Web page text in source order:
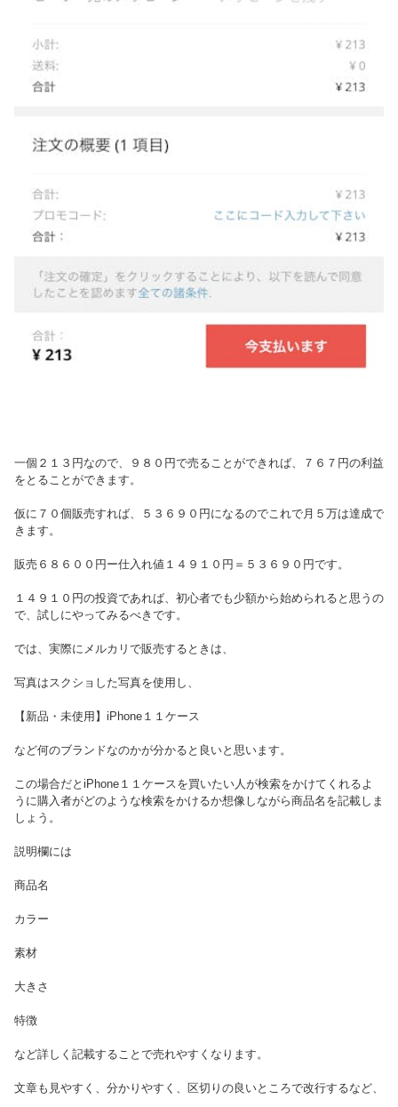
一個２１３円なので、９８０円で売ることができれば、７６７円の利益
をとることができます。
仮に７０個販売すれば、５３６９０円になるのでこれで月５万は達成で
きます。
販売６８６００円ー仕入れ値１４９１０円＝５３６９０円です。
１４９１０円の投資であれば、初心者でも少額から始められると思うの
で、試しにやってみるべきです。
では、実際にメルカリで販売するときは、
写真はスクショした写真を使用し、
【新品・未使用】iPhone１１ケース
など何のブランドなのかが分かると良いと思います。
この場合だとiPhone１１ケースを買いたい人が検索をかけてくれるよ
うに購入者がどのような検索をかけるか想像しながら商品名を記載しま
しょう。
説明欄には
商品名
カラー
素材
大きさ
特徴
など詳しく記載することで売れやすくなります。
文章も見やすく、分かりやすく、区切りの良いところで改行するなど、